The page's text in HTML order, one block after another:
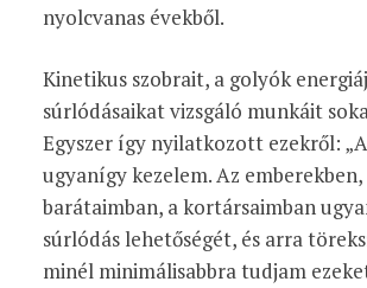
nyolcvanas évekből.
Kinetikus szobrait, a golyók
súrlódásaikat vizsgáló munkáit
Egyszer így nyilatkozott ezekről:
ugyanígy kezelem. Az emberekben,
barátaimban, a kortársaimban
súrlódás lehetőségét, és arra
minél minimálisabbra tudjam